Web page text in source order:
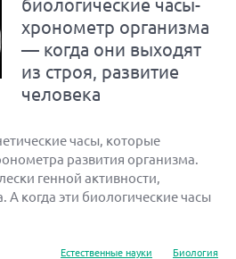
биологические часы-
хронометр организма
— когда они выходят
из строя, развитие
человека
часы, которые
развития организма.
генной активности,
когда эти биологические часы
Естественные науки
Биология